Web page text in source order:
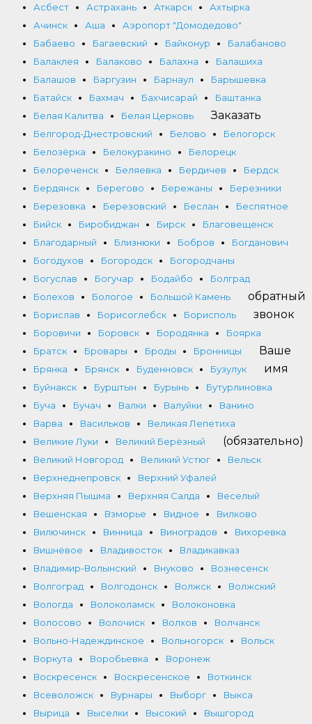
Асбест
Астрахань Аткарск
Ахтырка
Ачинск
Аша
Аэропорт "Домодедово"
Бабаево
Багаевский Байконур
Балабаново
Балаклея
Балаково Балахна
Балашиха
Балашов
Баргузин Барнаул
Барышевка
Батайск
Бахмач Бахчисарай
Баштанка
Белая Калитва
Белая Церковь
Белгород-Днестровский
Белово
Белогорск
Белозёрка
Белокуракино
Белорецк
Белореченск
Беляевка Бердичев
Бердск
Бердянск
Берегово Бережаны
Березники
Березовка
Березовский Беслан
Беспятное
Бийск
Биробиджан Бирск
Благовещенск
Благодарный
Близнюки Бобров
Богданович
Богодухов
Богородск
Богородчаны
Богуслав
Богучар Бодайбо
Болград
Болехов
Бологое
Большой Камень
Борислав
Борисоглебск
Борисполь
Боровичи
Боровск Бородянка
Боярка
Братск
Бровары Броды
Бронницы
Брянка
Брянск Буденновск
Бузулук
Буйнакск
Бурштын Бурынь
Бутурлиновка
Буча
Бучач Валки Валуйки
Ванино
Варва
Васильков
Великая Лепетиха
Великие Луки
Великий Берёзный
Великий Новгород
Великий Устюг
Вельск
Верхнеднепровск
Верхний Уфалей
Верхняя Пышма
Верхняя Салда
Веселый
Вешенская
Взморье Видное
Вилково
Вилючинск
Винница Виноградов
Вихоревка
Вишнёвое
Владивосток
Владикавказ
Владимир-Волынский
Внуково
Вознесенск
Волгоград
Волгодонск Волжск
Волжский
Вологда
Волоколамск
Волоконовка
Волосово
Волочиск Волхов
Волчанск
Вольно-Надеждинское
Вольногорск
Вольск
Воркута
Воробьевка
Воронеж
Воскресенск
Воскресенское
Воткинск
Всеволожск
Вурнары Выборг
Выкса
Вырица
Выселки Высокий
Вышгород
Заказать
обратный
звонок
Ваше
имя
(обязательно)